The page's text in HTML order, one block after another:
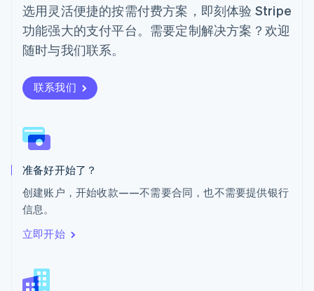
选用灵活便捷的按需付费方案，即刻体验 Stripe
功能强大的支付平台。需要定制解决方案？欢迎
随时与我们联系。
联系我们
准备好开始了？
创建账户，开始收款——不需要合同，也不需要提供银行
信息。
立即开始
瑞典
SvenskaEnglish
瑞士
DeutschFrançaisItaliano
English
斯洛伐克
斯洛文尼亚
English
泰国
ไทยEnglish
English
西班牙
Español
新加坡
新西兰
English